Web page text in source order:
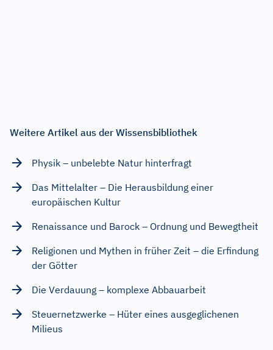
Weitere Artikel aus der Wissensbibliothek
Physik – unbelebte Natur hinterfragt
Das Mittelalter – Die Herausbildung einer
europäischen Kultur
Renaissance und Barock – Ordnung und Bewegtheit
Religionen und Mythen in früher Zeit – die Erfindung
der Götter
Die Verdauung – komplexe Abbauarbeit
Steuernetzwerke – Hüter eines ausgeglichenen
Milieus